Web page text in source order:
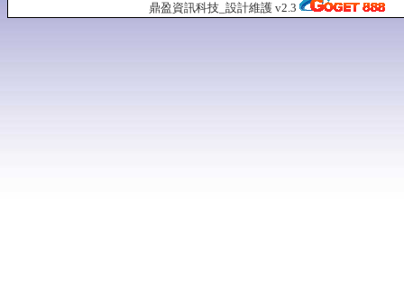
鼎盈資訊科技_設計維護 v2.3